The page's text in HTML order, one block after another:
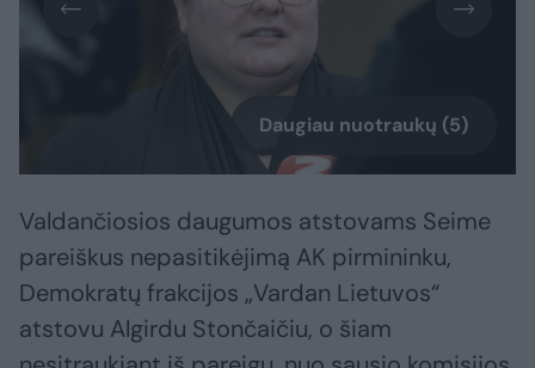
Daugiau nuotraukų (5)
Valdančiosios daugumos atstovams Seime
pareiškus nepasitikėjimą AK pirmininku,
Demokratų frakcijos „Vardan Lietuvos“
atstovu Algirdu Stončaičiu, o šiam